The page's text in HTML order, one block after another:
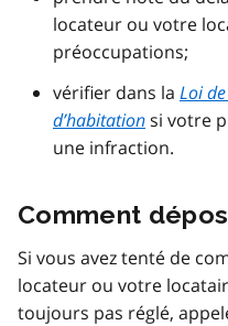
locateur ou votre
préoccupations;
vérifier dans la Loi
d’habitationsi votre
une infraction.
Comment
Si vous avez tenté de
locateur ou votre
toujours pas réglé,